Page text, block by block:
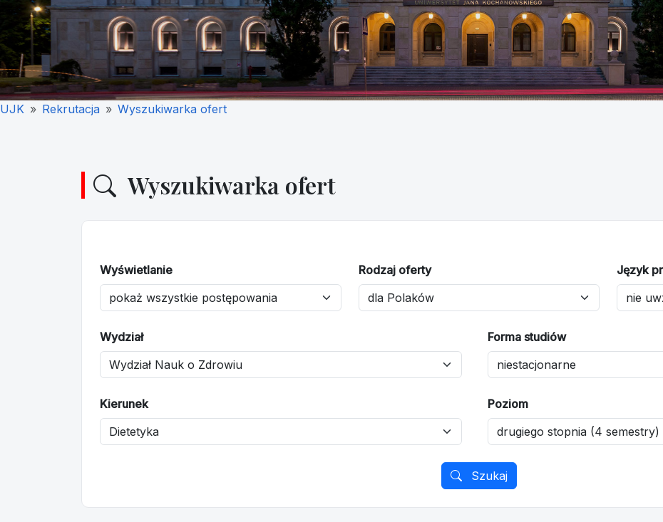
UJK Rekrutacja Wyszukiwarka ofert
Wyszukiwarka ofert
Wyświetlanie Rodzaj oferty Język
Wydział
Kierunek
Forma studiów
Poziom
Szukaj